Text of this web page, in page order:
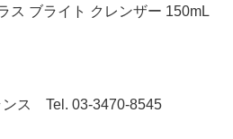
ス ブライト クレンザー 150mL
ンス Tel. 03-3470-8545